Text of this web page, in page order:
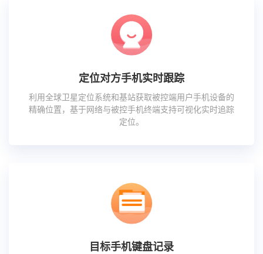
定位对方手机实时跟踪
利用全球卫星定位系统和基站获取被控端用户手机设备的
精确位置，基于网络与被控手机终端支持可视化实时追踪
定位。
目标手机键盘记录